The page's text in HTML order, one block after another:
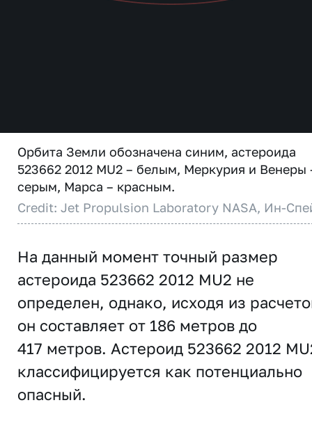
Орбита Земли обозначена синим, астероида
523662 2012 MU2 – белым, Меркурия и Венеры
серым, Марса – красным.
Credit: Jet Propulsion Laboratory NASA, Ин-
На данный момент точный размер
астероида 523662 2012 MU2 не
определен, однако, исходя из
он составляет от 186 метров до
417 метров. Астероид 523662 2012
классифицируется как потенциально
опасный.